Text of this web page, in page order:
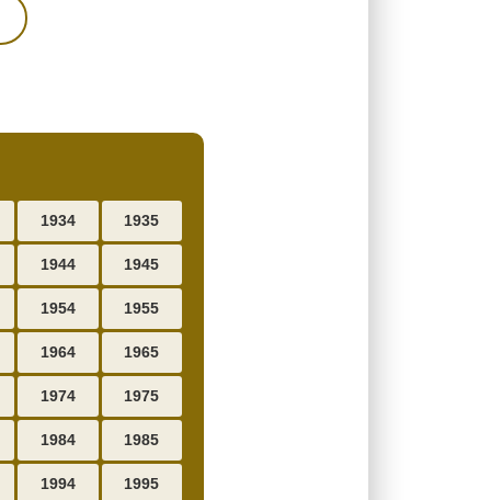
1934 1935
1944 1945
1954 1955
1964 1965
1974 1975
1984 1985
1994 1995